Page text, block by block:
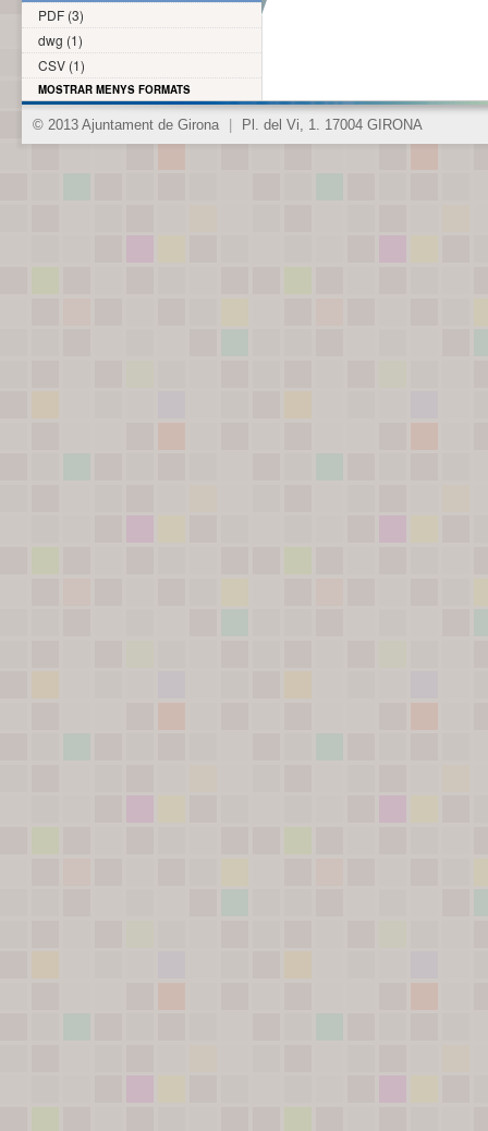
PDF (3)
dwg (1)
CSV (1)
MOSTRAR MENYS FORMATS
© 2013 Ajuntament de Girona Pl. del Vi, 1. 17004 GIRONA